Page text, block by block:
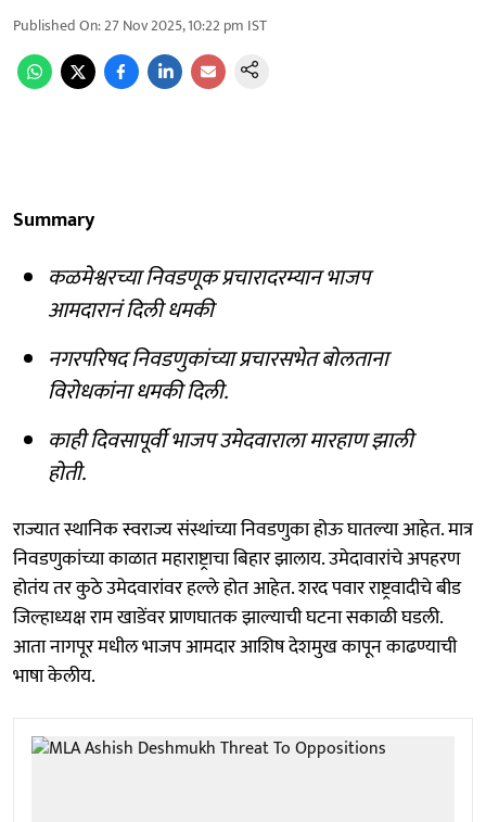
Published On:27 Nov 2025, 10:22 pm IST
Summary
कळमेश्वरच्या निवडणूक प्रचारादरम्यान भाजप
आमदारानं दिली धमकी
नगरपरिषद निवडणुकांच्या प्रचारसभेत बोलताना
विरोधकांना धमकी दिली.
काही दिवसापूर्वी भाजप उमेदवाराला मारहाण झाली
होती.
राज्यात स्थानिक स्वराज्य संस्थांच्या निवडणुका होऊ घातल्या आहेत. मात्र
निवडणुकांच्या काळात महाराष्ट्राचा बिहार झालाय. उमेदावारांचे अपहरण
होतंय तर कुठे उमेदवारांवर हल्ले होत आहेत. शरद पवार राष्ट्रवादीचे बीड
जिल्हाध्यक्ष राम खाडेंवर प्राणघातक झाल्याची घटना सकाळी घडली.
आता नागपूर मधील भाजप आमदार आशिष देशमुख कापून काढण्याची
भाषा केलीय.